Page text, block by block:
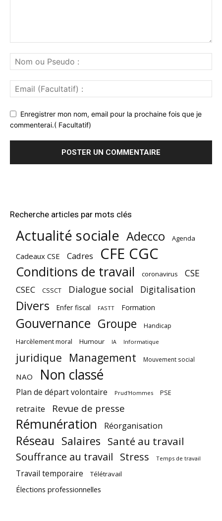
Enregistrer mon nom, email pour la prochaine fois que je
commenterai.( Facultatif)
Recherche articles par mots clés
Actualité sociale Adecco Agenda
Cadeaux CSE Cadres CFE CGC
Conditions de travail coronavirus CSE
CSEC CSSCT Dialogue social Digitalisation
Divers Enfer fiscal FASTT Formation
Gouvernance Groupe Handicap
Harcèlement moral Humour IA Informatique
juridique Management Mouvement social
NAO Non classé
Plan de départ volontaire Prud'Hommes PSE
retraite Revue de presse
Rémunération Réorganisation
Réseau Salaires Santé au travail
Souffrance au travail Stress Temps de travail
Travail temporaire Télétravail
Élections professionnelles